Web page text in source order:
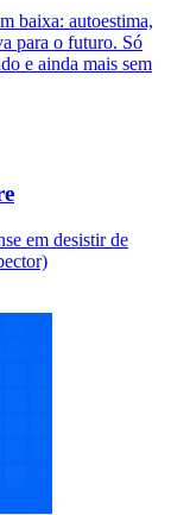
baixa: autoestima,
para o futuro. Só
e ainda mais sem
em desistir de